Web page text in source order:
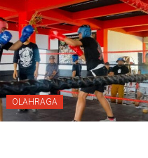
OLAHRAGA